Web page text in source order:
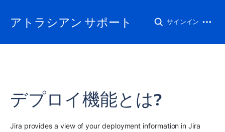
アトラシアン サポート サインイン
デプロイ機能とは?
Jira provides a view of your deployment information in Jira